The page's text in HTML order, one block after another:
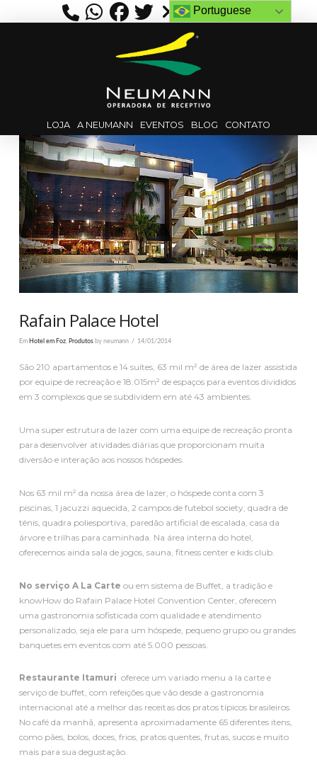
LOJA A NEUMANN EVENTOS BLOG CONTATO
Rafain Palace Hotel
Em Hotel em Foz, Produtosby neumann 14/01/2014
São 210 apartamentos e 14 suítes, 63 mil m² de área de lazer assistida
por equipe de recreação e 18.015m² de espaços para eventos divididos
em 3 complexos que se subdividem em até 43 ambientes.
Uma super estrutura de lazer com uma equipe de recreação pronta
para desenvolver atividades diárias que proporcionam muita
diversão e interação aos nossos hóspedes.
Nos 63 mil m² da nossa área de lazer, o hóspede conta com 3
piscinas, 1 jacuzzi aquecida, 2 campos de futebol society, quadra de
tênis, quadra poliesportiva, paredão artificial de escalada, casa da
árvore e trilhas para caminhada. Na área interna do hotel,
oferecemos ainda sala de jogos, sauna, fitness center e kids club.
No serviço A La Carte ou em sistema de Buffet, a tradição e
knowHow do Rafain Palace Hotel Convention Center, oferecem
uma gastronomia sofisticada com qualidade e atendimento
personalizado, seja ele para um hóspede, pequeno grupo ou grandes
banquetes em eventos com até 5.000 pessoas.
Restaurante Itamuri oferece um variado menu a la carte e
serviço de buffet, com refeições que vão desde a gastronomia
internacional até a melhor das receitas dos pratos típicos brasileiros.
No café da manhã, apresenta aproximadamente 65 diferentes itens,
como pães, bolos, doces, frios, pratos quentes, frutas, sucos e muito
mais para sua degustação.
Portuguese